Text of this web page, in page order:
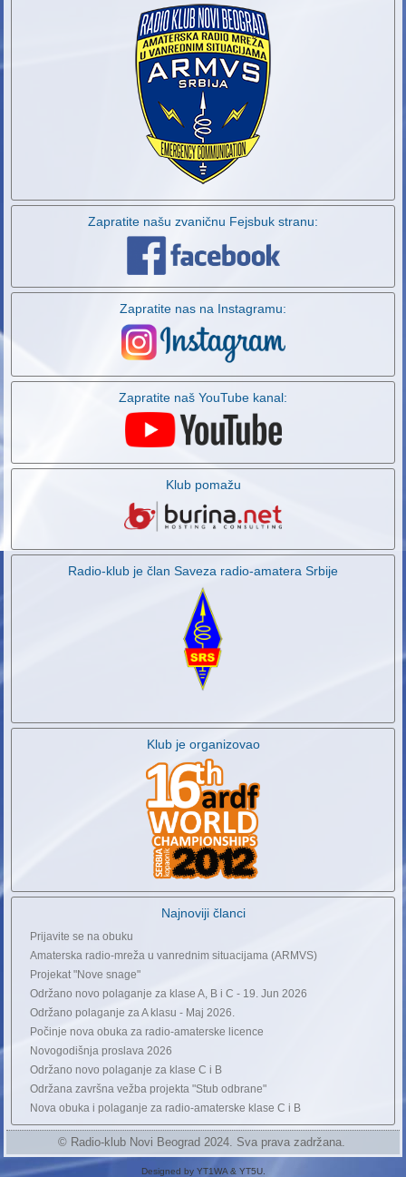
Zapratite našu zvaničnu Fejsbuk stranu:
Zapratite nas na Instagramu:
Zapratite naš YouTube kanal:
Klub pomažu
Radio-klub je član Saveza radio-amatera Srbije
Klub je organizovao
Najnoviji članci
Prijavite se na obuku
Amaterska radio-mreža u vanrednim situacijama (ARMVS)
Projekat "Nove snage"
Održano novo polaganje za klase A, B i C - 19. Jun 2026
Održano polaganje za A klasu - Maj 2026.
Počinje nova obuka za radio-amaterske licence
Novogodišnja proslava 2026
Održano novo polaganje za klase C i B
Održana završna vežba projekta "Stub odbrane"
Nova obuka i polaganje za radio-amaterske klase C i B
© Radio-klub Novi Beograd 2024. Sva prava zadržana.
Designed by YT1WA & YT5U.